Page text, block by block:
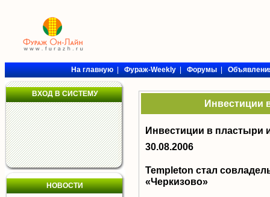
На главную|Фураж-Weekly|Форумы|
ВХОД В СИСТЕМУ
НОВОСТИ
Инвестиции
Инвестиции в пластыри
30.08.2006
Templeton стал
«Черкизово»